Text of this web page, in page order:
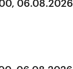
06.08.2026